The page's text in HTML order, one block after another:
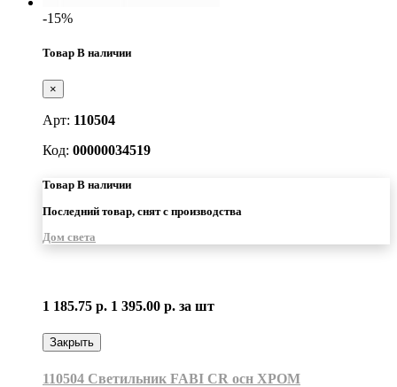
-15%
Товар В наличии
×
Арт: 110504
Код: 00000034519
Товар В наличии
Последний товар, снят с производства
Дом света
1 185.75 р. 1 395.00 р. за шт
Закрыть
110504 Светильник FABI CR осн ХРОМ